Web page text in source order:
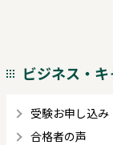
ビジネス・
受験お申し込み
合格者の声